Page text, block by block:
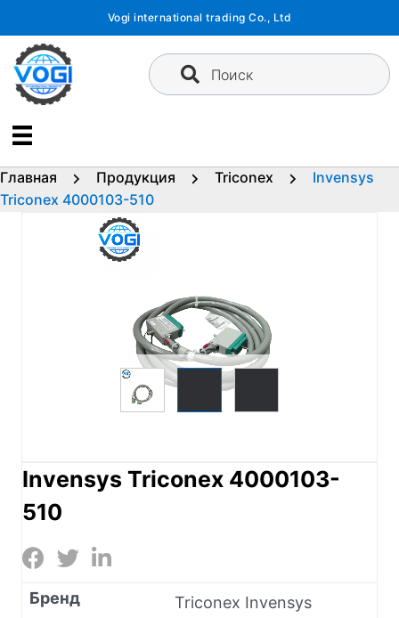
содержимому
Vogi international trading Co., Ltd
Поиск
Главная Продукция Triconex
Invensys
Triconex 4000103-510
Invensys Triconex 4000103-
510
Бренд
Triconex Invensys